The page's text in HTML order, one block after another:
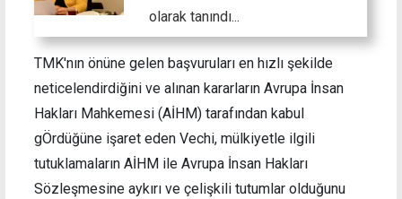
olarak tanındı...
TMK'nın önüne gelen başvuruları en hızlı şekilde
neticelendirdiğini ve alınan kararların Avrupa İnsan
Hakları Mahkemesi (AİHM) tarafından kabul
gÖrdüğüne işaret eden Vechi, mülkiyetle ilgili
tutuklamaların AİHM ile Avrupa İnsan Hakları
Sözleşmesine aykırı ve çelişkili tutumlar olduğunu